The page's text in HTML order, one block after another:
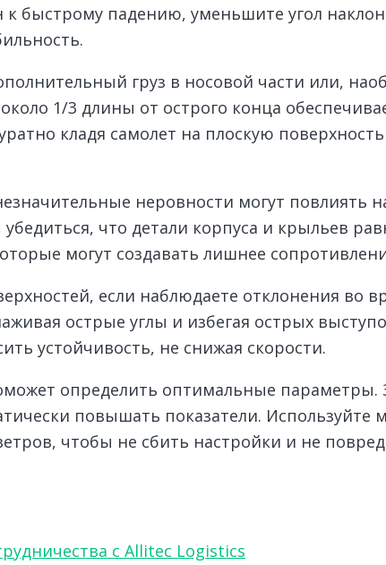
быстрому падению, уменьшите угол
груз в носовой части или,
1/3 длины от острого конца
кладя самолет на плоскую
неровности могут повлиять
что детали корпуса и крыльев
могут создавать лишнее
если наблюдаете отклонения во
острые углы и избегая острых
устойчивость, не снижая скорости.
определить оптимальные
повышать показатели. Используйте
чтобы не сбить настройки и не
с Allitec Logistics